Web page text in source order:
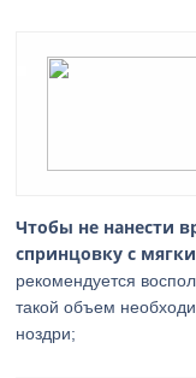
Чтобы не нанести
спринцовку с
рекомендуется
такой объем
ноздри;